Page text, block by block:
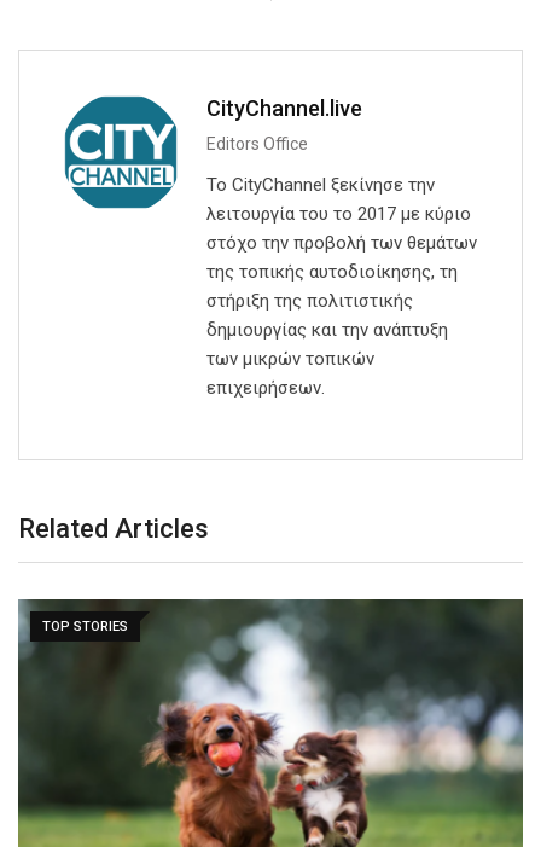
CityChannel.live
Editors Office
Το CityChannel ξεκίνησε την
λειτουργία του το 2017 με κύριο
στόχο την προβολή των θεμάτων
της τοπικής αυτοδιοίκησης, τη
στήριξη της πολιτιστικής
δημιουργίας και την ανάπτυξη
των μικρών τοπικών
επιχειρήσεων.
Related Articles
TOP STORIES